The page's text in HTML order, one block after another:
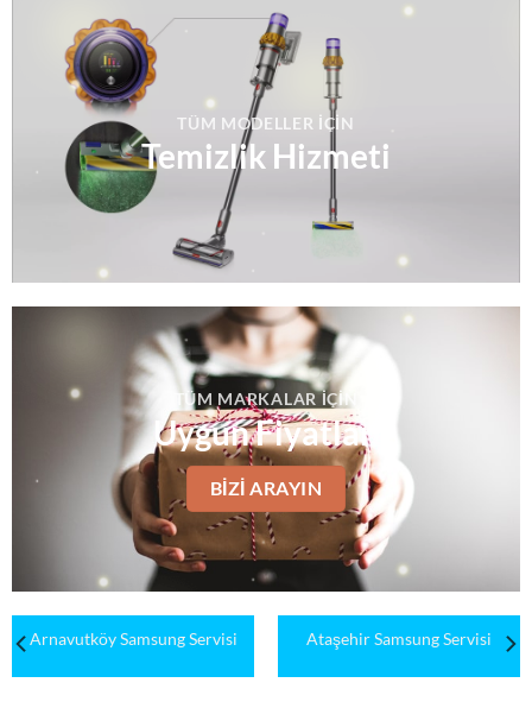
TÜM MODELLER IÇIN
Temizlik Hizmeti
TÜM MARKALAR IÇIN
Uygun Fiyatlar
BIZI ARAYIN
Arnavutköy Samsung Servisi Ataşehir Samsung Servisi